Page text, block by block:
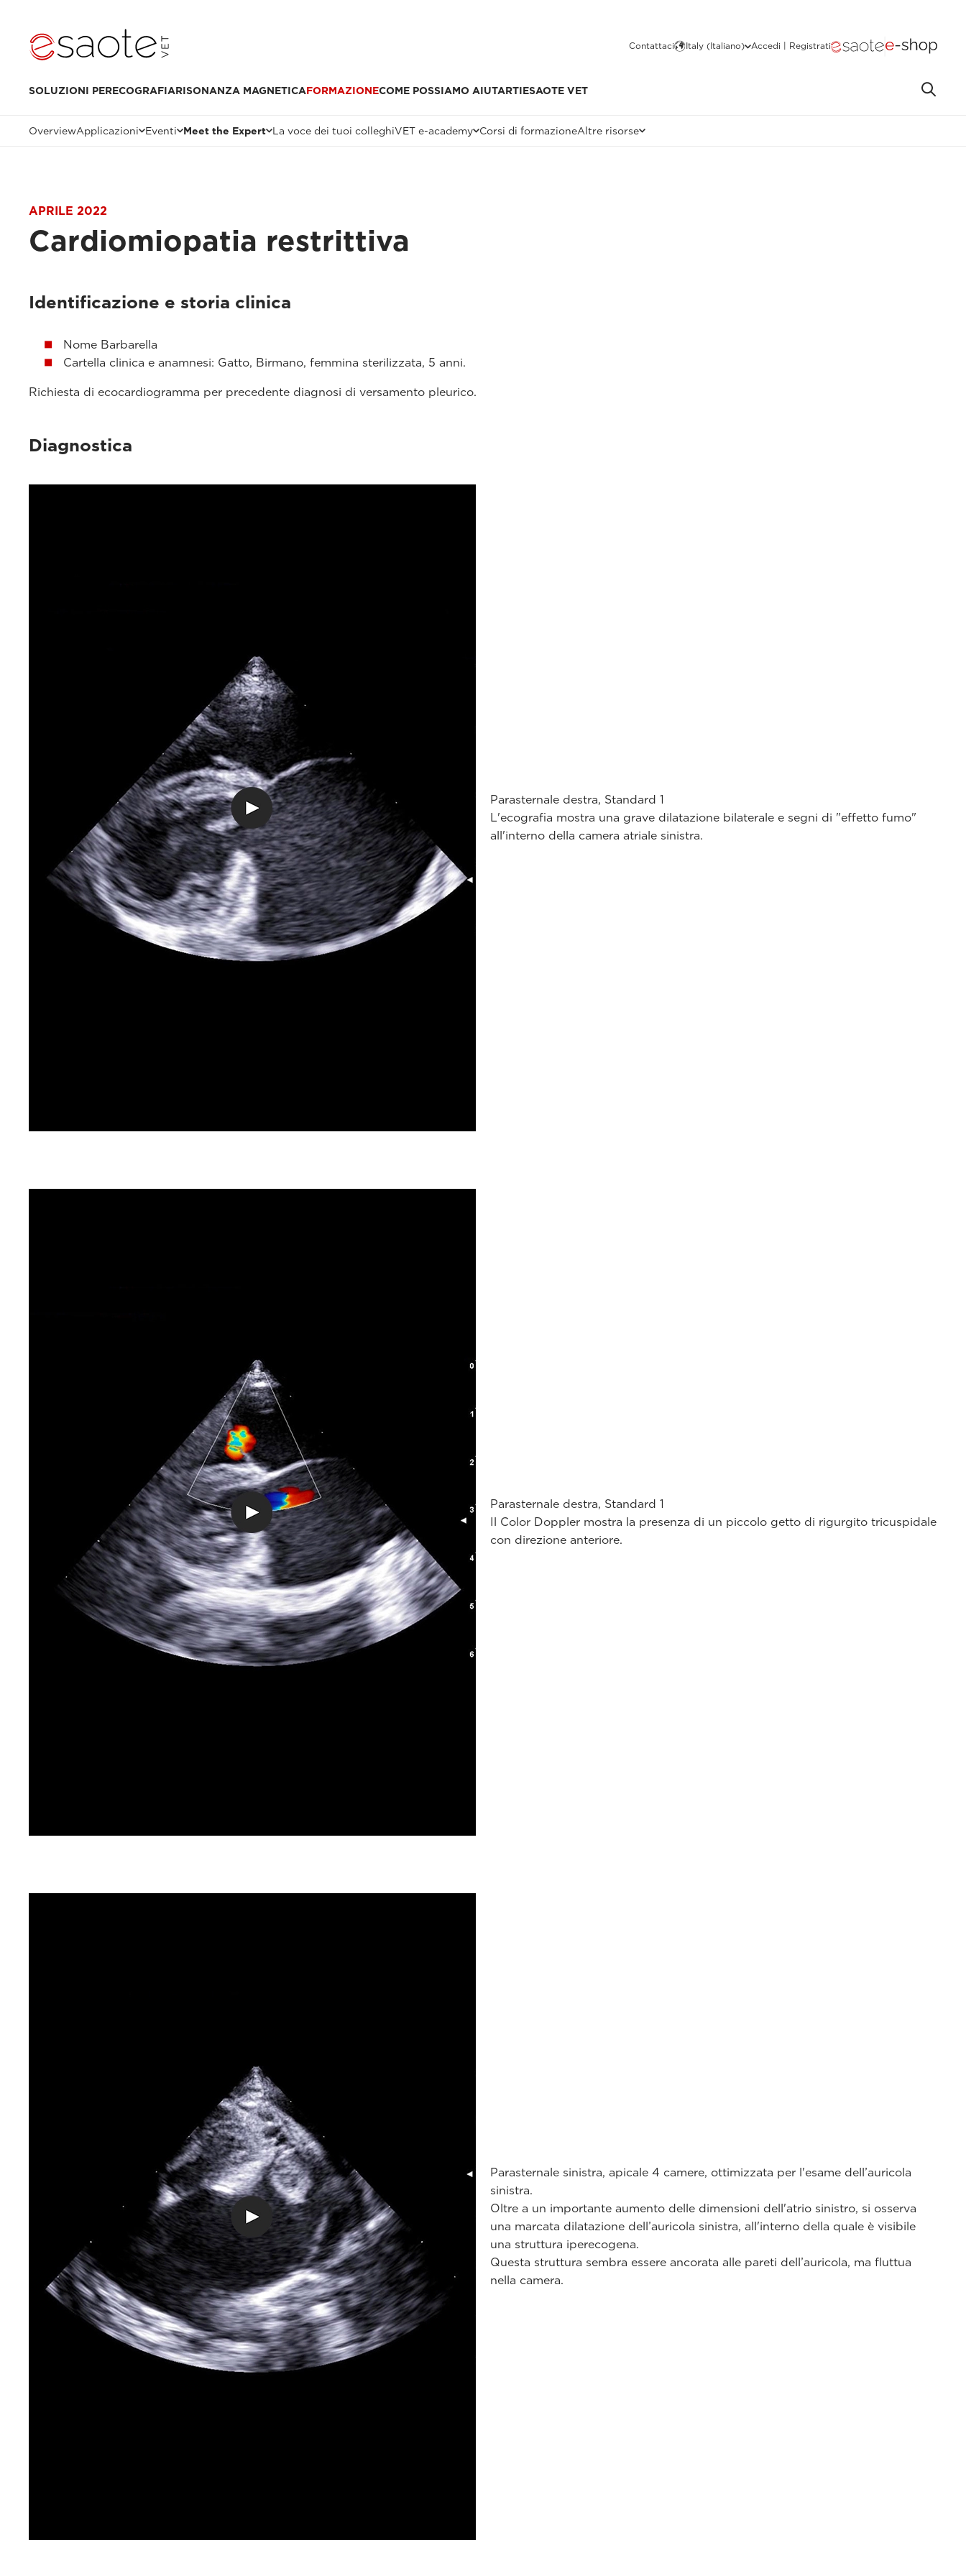
Contattaci Italy (Italiano) Accedi | Registrati
SOLUZIONI PERECOGRAFIARISONANZA MAGNETICAFORMAZIONECOME POSSIAMO AIUTARTIESAOTE VET
OverviewApplicazioni Eventi Meet the Expert La voce dei tuoi colleghiVET e-academy Corsi di formazioneAltre risorse
APRILE 2022
Cardiomiopatia restrittiva
Identificazione e storia clinica
Nome Barbarella
Cartella clinica e anamnesi: Gatto, Birmano, femmina sterilizzata, 5 anni.
Richiesta di ecocardiogramma per precedente diagnosi di versamento pleurico.
Diagnostica
Parasternale destra, Standard 1
L'ecografia mostra una grave dilatazione bilaterale e segni di "effetto fumo"
all'interno della camera atriale sinistra.
Parasternale destra, Standard 1
Il Color Doppler mostra la presenza di un piccolo getto di rigurgito tricuspidale
con direzione anteriore.
Parasternale sinistra, apicale 4 camere, ottimizzata per l'esame dell’auricola
sinistra.
Oltre a un importante aumento delle dimensioni dell'atrio sinistro, si osserva
una marcata dilatazione dell’auricola sinistra, all'interno della quale è visibile
una struttura iperecogena.
Questa struttura sembra essere ancorata alle pareti dell’auricola, ma fluttua
nella camera.